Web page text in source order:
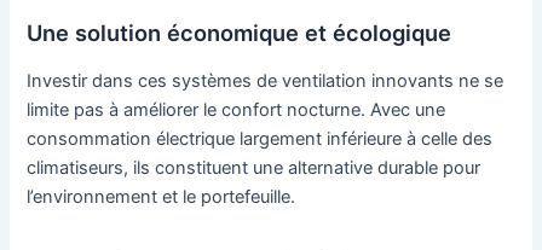
Une solution économique et écologique
Investir dans ces systèmes de ventilation innovants ne se
limite pas à améliorer le confort nocturne. Avec une
consommation électrique largement inférieure à celle des
climatiseurs, ils constituent une alternative durable pour
l’environnement et le portefeuille.